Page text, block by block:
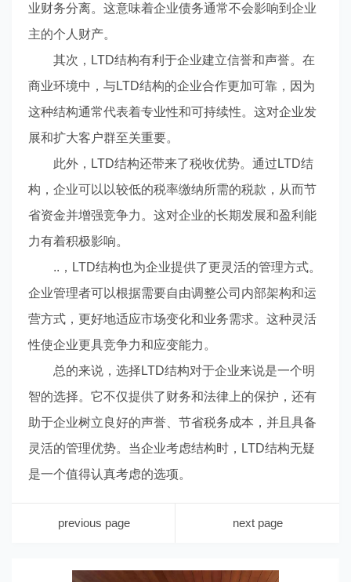
业财务分离。这意味着企业债务通常不会影响到企业
主的个人财产。
其次，LTD结构有利于企业建立信誉和声誉。在
商业环境中，与LTD结构的企业合作更加可靠，因为
这种结构通常代表着专业性和可持续性。这对企业发
展和扩大客户群至关重要。
此外，LTD结构还带来了税收优势。通过LTD结
构，企业可以以较低的税率缴纳所需的税款，从而节
省资金并增强竞争力。这对企业的长期发展和盈利能
力有着积极影响。
..，LTD结构也为企业提供了更灵活的管理方式。
企业管理者可以根据需要自由调整公司内部架构和运
营方式，更好地适应市场变化和业务需求。这种灵活
性使企业更具竞争力和应变能力。
总的来说，选择LTD结构对于企业来说是一个明
智的选择。它不仅提供了财务和法律上的保护，还有
助于企业树立良好的声誉、节省税务成本，并且具备
灵活的管理优势。当企业考虑结构时，LTD结构无疑
是一个值得认真考虑的选项。
previous page next page